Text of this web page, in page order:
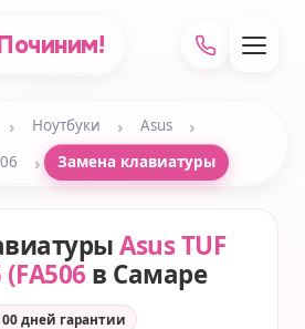
› Ноутбуки › Asus ›
› Замена клавиатуры
Asus TUF
в Самаре
дней гарантии